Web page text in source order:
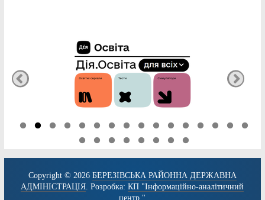
Copyright © 2026 БЕРЕЗІВСЬКА РАЙОННА ДЕРЖАВНА
АДМІНІСТРАЦІЯ. Розробка:КП "Інформаційно-аналітичний
центр."